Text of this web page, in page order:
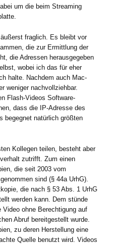
um die beim Streaming
fraglich. Es bleibt vor
die zur Ermittlung der
die Adressen herausgegeben
wobei ich das für eher
halte. Nachdem auch Mac-
weniger nachvollziehbar.
Flash-Videos Software-
dass die IP-Adresse des
begegnet natürlich größten
Kollegen teilen, besteht aber
zutrifft. Zum einen
die seit 2003 vom
sind (§ 44a UrhG).
die nach § 53 Abs. 1 UrhG
werden kann. Dem stünde
ohne Berechtigung auf
Abruf bereitgestellt wurde.
zu deren Herstellung eine
Quelle benutzt wird. Videos
kompetente und
halben Jahr in
bei Herrn Dr.
zufrieden.
Themen zur
uns immer eine
Besonders
den
Austausch
wodurch wir
innerhalb
er
sofort
seine
und ist
Ich kann